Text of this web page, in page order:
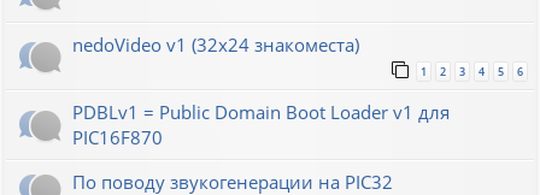
nedoVideo v1 (32x24 знакоместа)
1 2 3 4 5 6
PDBLv1 = Public Domain Boot Loader v1 для
PIC16F870
По поводу звукогенерации на PIC32